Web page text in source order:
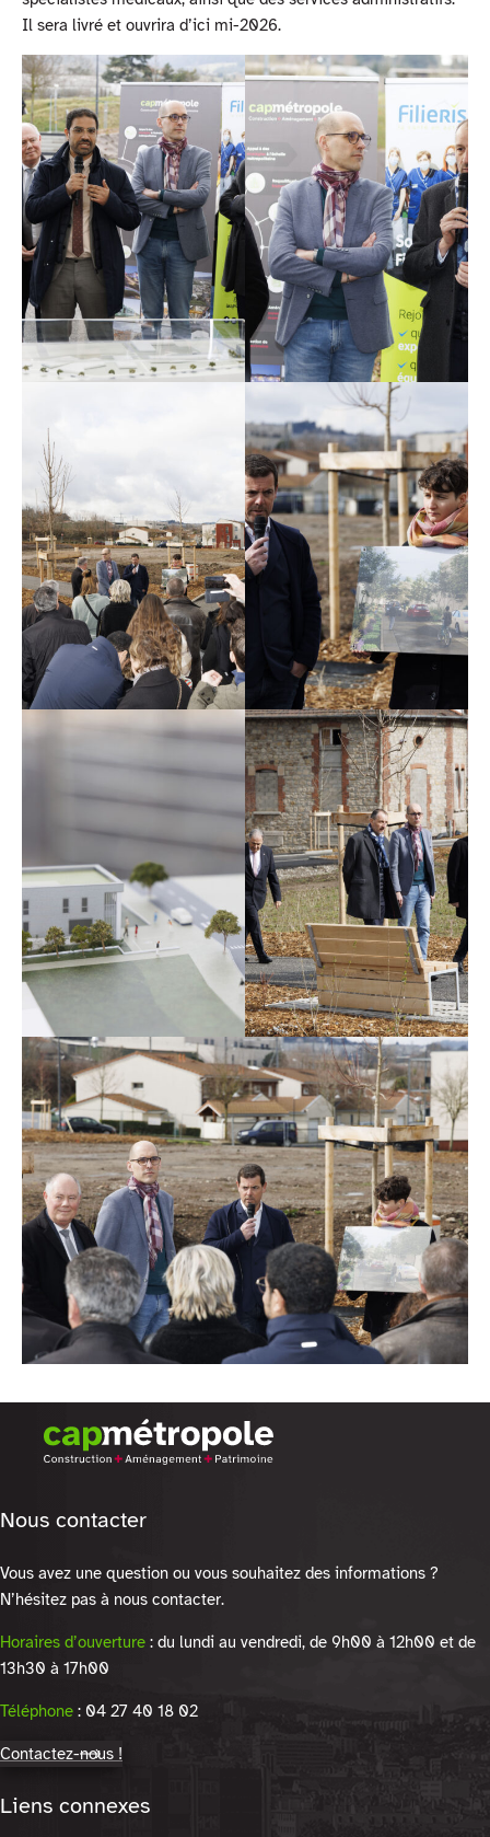
Il sera livré et ouvrira d’ici mi-2026.
Nous contacter
Vous avez une question ou vous souhaitez des informations ?
N’hésitez pas à nous contacter.
Horaires d’ouverture : du lundi au vendredi, de 9h00 à 12h00 et de
13h30 à 17h00
Téléphone : 04 27 40 18 02
Contactez-nous !
Liens connexes